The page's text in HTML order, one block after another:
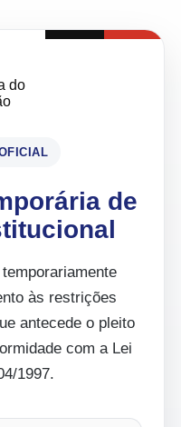
de
às restrições
antecede o pleito
com a Lei
1997.